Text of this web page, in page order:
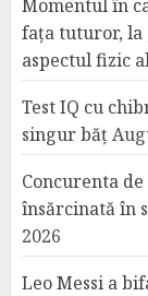
Momentul în
fața tuturor, la
aspectul fizic
Test IQ cu
singur băț
Concurenta
însărcinată în
2026
Leo Messi a